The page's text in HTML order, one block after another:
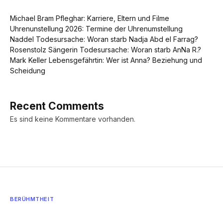
Michael Bram Pfleghar: Karriere, Eltern und Filme
Uhrenunstellung 2026: Termine der Uhrenumstellung
Naddel Todesursache: Woran starb Nadja Abd el Farrag?
Rosenstolz Sängerin Todesursache: Woran starb AnNa R.?
Mark Keller Lebensgefährtin: Wer ist Anna? Beziehung und
Scheidung
Recent Comments
Es sind keine Kommentare vorhanden.
BERÜHMTHEIT